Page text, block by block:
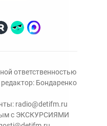
ответственностью
Бондаренко
radio@detifm.ru
с ЭКСКУРСИЯМИ